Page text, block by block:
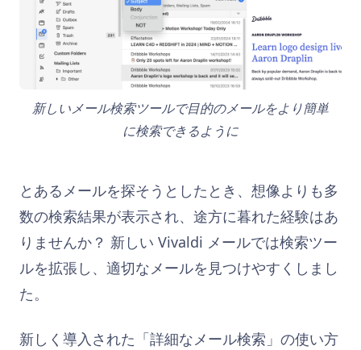
新しいメール検索ツールで目的のメールをより簡単
に検索できるように
とあるメールを探そうとしたとき、想像よりも多
数の検索結果が表示され、途方に暮れた経験はあ
りませんか？ 新しい Vivaldi メールでは検索ツー
ルを拡張し、適切なメールを見つけやすくしまし
た。
新しく導入された「詳細なメール検索」の使い方